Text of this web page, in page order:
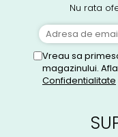
Nu rata
Vreau sa
magazinului.
Confidentialitate